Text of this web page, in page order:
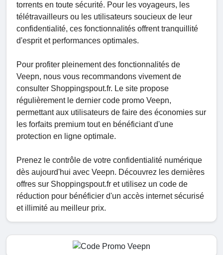
torrents en toute sécurité. Pour les voyageurs, les
télétravailleurs ou les utilisateurs soucieux de leur
confidentialité, ces fonctionnalités offrent tranquillité
d'esprit et performances optimales.
Pour profiter pleinement des fonctionnalités de
Veepn, nous vous recommandons vivement de
consulter Shoppingspout.fr. Le site propose
régulièrement le dernier code promo Veepn,
permettant aux utilisateurs de faire des économies sur
les forfaits premium tout en bénéficiant d'une
protection en ligne optimale.
Prenez le contrôle de votre confidentialité numérique
dès aujourd'hui avec Veepn. Découvrez les dernières
offres sur Shoppingspout.fr et utilisez un code de
réduction pour bénéficier d'un accès internet sécurisé
et illimité au meilleur prix.